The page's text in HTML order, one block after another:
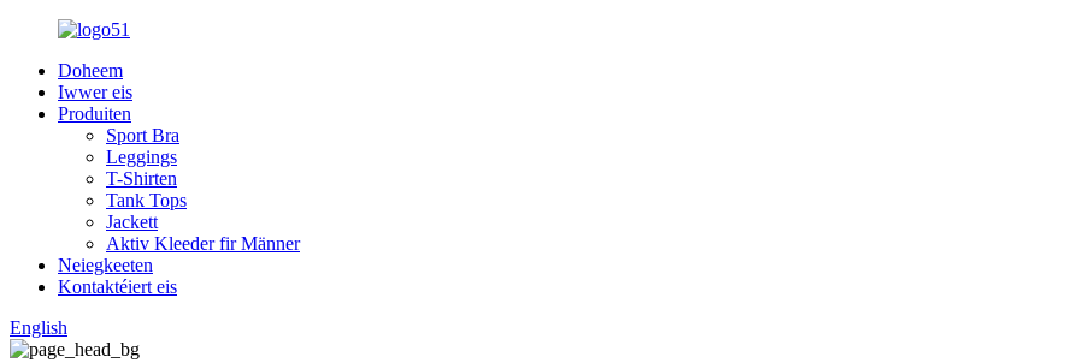
Doheem
Iwwer eis
Produiten
Sport Bra
Leggings
T-Shirten
Tank Tops
Jackett
Aktiv Kleeder fir Männer
Neiegkeeten
Kontaktéiert eis
English